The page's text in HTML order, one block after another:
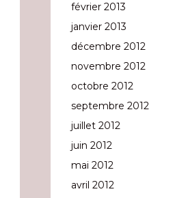
février 2013
janvier 2013
décembre 2012
novembre 2012
octobre 2012
septembre 2012
juillet 2012
juin 2012
mai 2012
avril 2012